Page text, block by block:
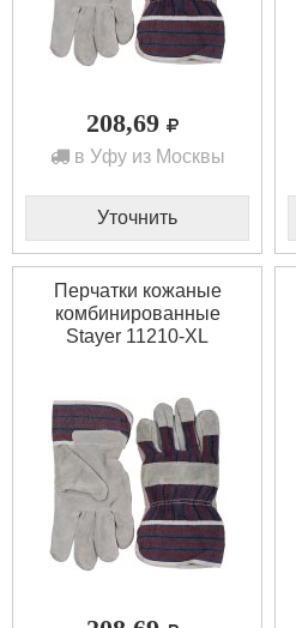
208,69
в Уфу из Москвы
Уточнить
Перчатки кожаные
комбинированные
Stayer 11210-XL